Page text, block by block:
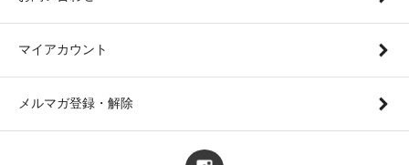
マイアカウント
メルマガ登録・解除